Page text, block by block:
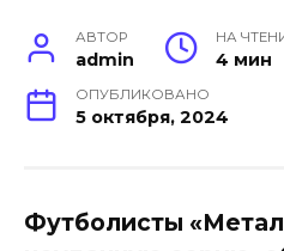
АВТОР
admin
НА
4 мин
ОПУБЛИКОВАНО
5 октября, 2024
Футболисты